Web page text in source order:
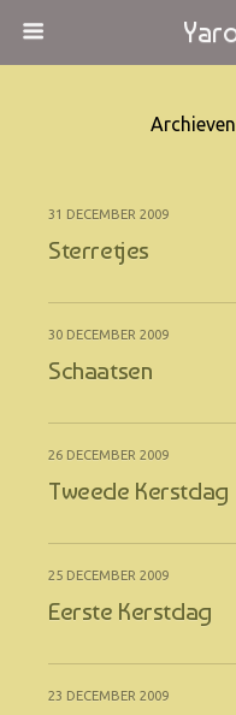
31 DECEMBER 2009
Sterretjes
30 DECEMBER 2009
Schaatsen
26 DECEMBER 2009
Tweede Kerstdag
25 DECEMBER 2009
Eerste Kerstdag
23 DECEMBER 2009